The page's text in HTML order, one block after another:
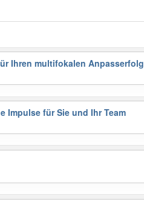
Ihren multifokalen Anpasserfolg
für Sie und Ihr Team